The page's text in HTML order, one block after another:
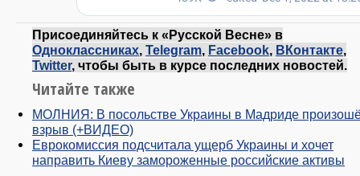
Присоединяйтесь к «Русской Весне» в
Одноклассниках, Telegram, Facebook, ВКонтакте,
Twitter, чтобы быть в курсе последних новостей.
Читайте также
МОЛНИЯ: В посольстве Украины в Мадриде
взрыв (+ВИДЕО)
Еврокомиссия подсчитала ущерб Украины и хочет
направить Киеву замороженные российские активы